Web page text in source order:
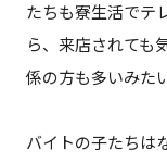
たちも寮生活でテ
ら、来店されても
係の方も多いみた
バイトの子たちは